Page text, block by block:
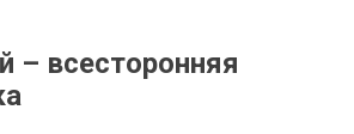
– всесторонняя